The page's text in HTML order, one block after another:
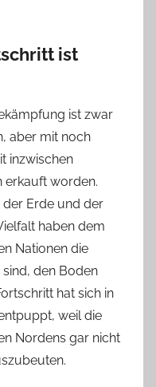
ist
ist zwar
aber mit noch
inzwischen
erkauft worden.
Erde und der
haben dem
Nationen die
den Boden
hat sich in
weil die
Nordens gar nicht